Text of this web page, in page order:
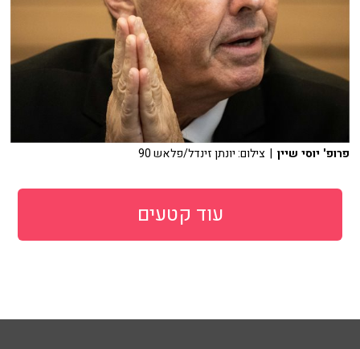
פרופ' יוסי שיין | צילום: יונתן זינדל/פלאש 90
עוד קטעים